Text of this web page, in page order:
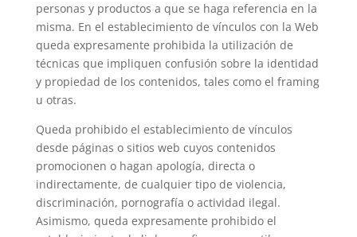
personas y productos a que se haga referencia en la
misma. En el establecimiento de vínculos con la Web
queda expresamente prohibida la utilización de
técnicas que impliquen confusión sobre la identidad
y propiedad de los contenidos, tales como el framing
u otras.
Queda prohibido el establecimiento de vínculos
desde páginas o sitios web cuyos contenidos
promocionen o hagan apología, directa o
indirectamente, de cualquier tipo de violencia,
discriminación, pornografía o actividad ilegal.
Asimismo, queda expresamente prohibido el